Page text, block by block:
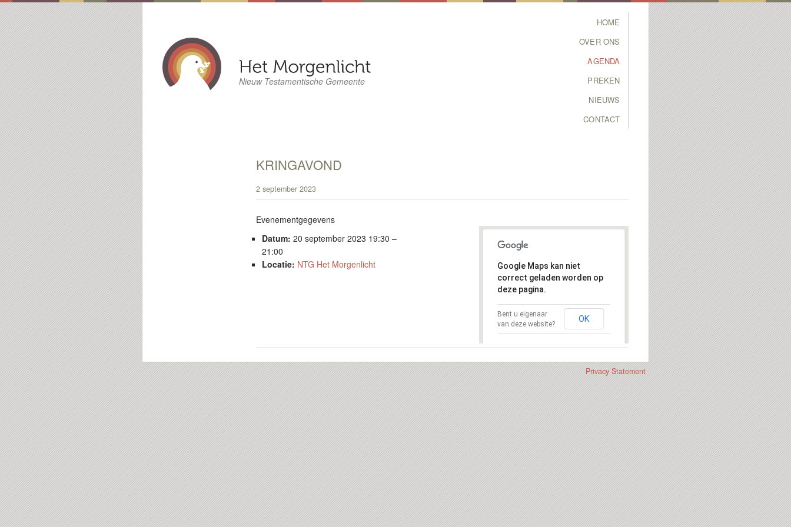
Nieuw Testamentische Gemeente
SKIP TO PRIMARY
CONTENT
SKIP TO SECONDARY
CONTENT
HOME
OVER ONS
AGENDA
PREKEN
NIEUWS
CONTACT
KRINGAVOND
2 september 2023
Evenementgegevens
Datum: 20 september 2023 19:30 –
21:00
Locatie: NTG Het Morgenlicht
Google Maps kan niet
correct geladen worden op
deze pagina.
Bent u eigenaar
van deze website?
OK
Privacy Statement